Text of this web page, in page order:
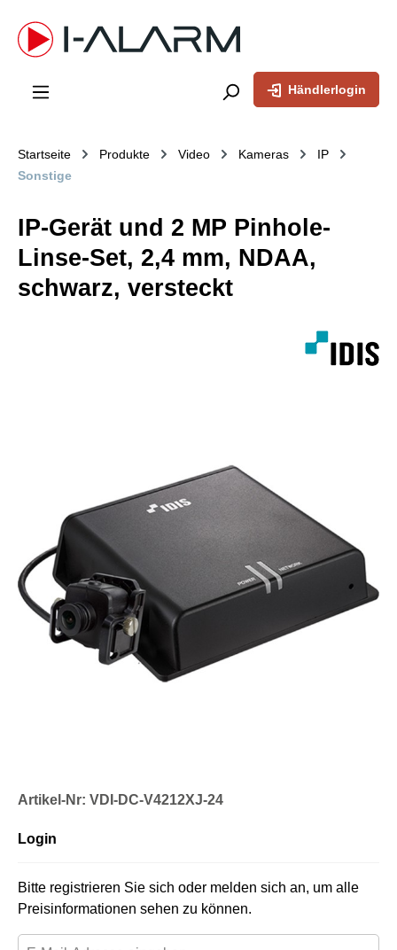
springen
Händlerlogin
Startseite Produkte Video Kameras
IP
Sonstige
IP-Gerät und 2 MP Pinhole-
Linse-Set, 2,4 mm, NDAA,
schwarz, versteckt
Artikel-Nr: VDI-DC-V4212XJ-24
Login
Bitte registrieren Sie sich oder melden sich an, um alle
Preisinformationen sehen zu können.